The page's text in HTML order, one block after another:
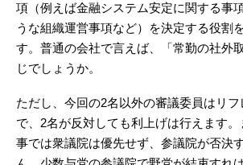
項（例えば金融システム安定に関する事
うな組織運営事項など）を決定する役割
す。普通の会社で言えば、「常勤の社外
じでしょうか。
ただし、今回の2名以外の審議委員はリ
で、2名が反対しても利上げは行えます。
事では衆議院は優先せず、参議院が否決